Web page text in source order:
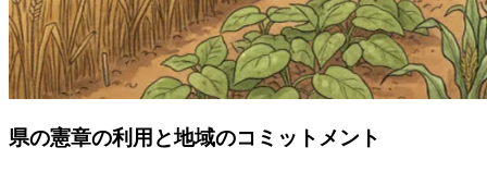
県の憲章の利用と地域のコミットメント